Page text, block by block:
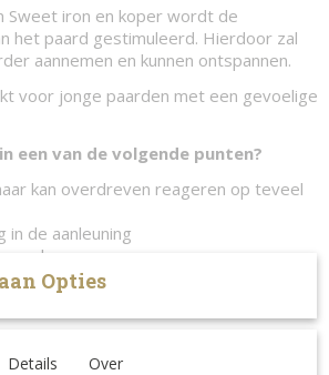
Sweet iron en koper wordt de
het paard gestimuleerd. Hierdoor zal
aannemen en kunnen ontspannen.
voor jonge paarden met een gevoelige
een van de volgende punten?
kan overdreven reageren op teveel
de aanleuning
en aannemen
eenvoudig maar simpelweg geweldig.
rondom de plekken waar het bit
Opties
Details Over